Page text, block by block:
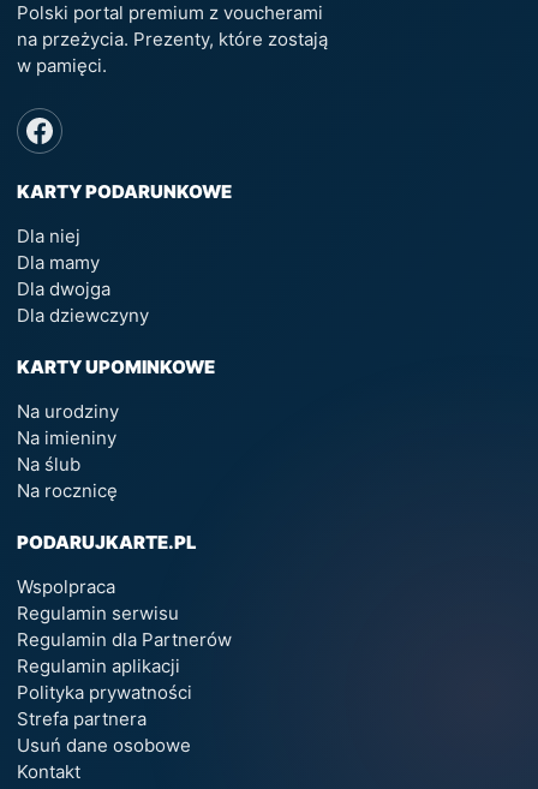
Polski portal premium z voucherami
na przeżycia. Prezenty, które zostają
w pamięci.
KARTY PODARUNKOWE
Dla niej
Dla mamy
Dla dwojga
Dla dziewczyny
KARTY UPOMINKOWE
Na urodziny
Na imieniny
Na ślub
Na rocznicę
PODARUJKARTE.PL
Wspolpraca
Regulamin serwisu
Regulamin dla Partnerów
Regulamin aplikacji
Polityka prywatności
Strefa partnera
Usuń dane osobowe
Kontakt